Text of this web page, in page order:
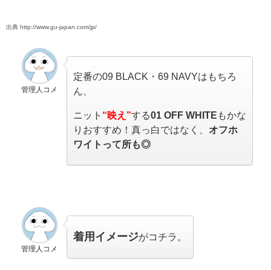
出典 http://www.gu-japan.com/jp/
管理人コメ
定番の09 BLACK・69 NAVYはもちろ
ん、
ニット “映え”する01 OFF WHITE もかな
りおすすめ！真っ白ではなく、 オフホ
ワイトって所も◎
管理人コメ
着用イメージがコチラ。